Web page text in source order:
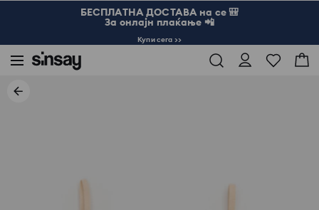
БЕСПЛАТНА ДОСТАВА на се 🎒
За онлајн плаќање 📲
Купи сега >>